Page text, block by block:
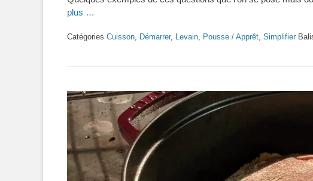
plus …
Catégories Cuisson, Démarrer, Levain, Pousse / Apprêt, Simplifier